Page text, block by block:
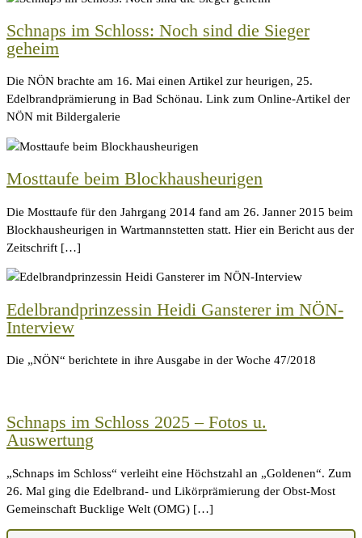
Schnaps im Schloss: Noch sind die Sieger
geheim
Die NÖN brachte am 16. Mai einen Artikel zur heurigen, 25.
Edelbrandprämierung in Bad Schönau. Link zum Online-Artikel der
NÖN mit Bildergalerie
Mosttaufe beim Blockhausheurigen
Die Mosttaufe für den Jahrgang 2014 fand am 26. Janner 2015 beim
Blockhausheurigen in Wartmannstetten statt. Hier ein Bericht aus der
Zeitschrift […]
Edelbrandprinzessin Heidi Gansterer im NÖN-
Interview
Die „NÖN“ berichtete in ihre Ausgabe in der Woche 47/2018
Schnaps im Schloss 2025 – Fotos u.
Auswertung
„Schnaps im Schloss“ verleiht eine Höchstzahl an „Goldenen“. Zum
26. Mal ging die Edelbrand- und Likörprämierung der Obst-Most
Gemeinschaft Bucklige Welt (OMG) […]